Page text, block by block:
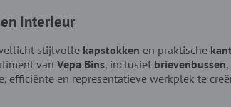
interieur
stijlvolle kapstokken en praktische
van Vepa Bins, inclusief brievenbussen
efficiënte en representatieve werkplek te